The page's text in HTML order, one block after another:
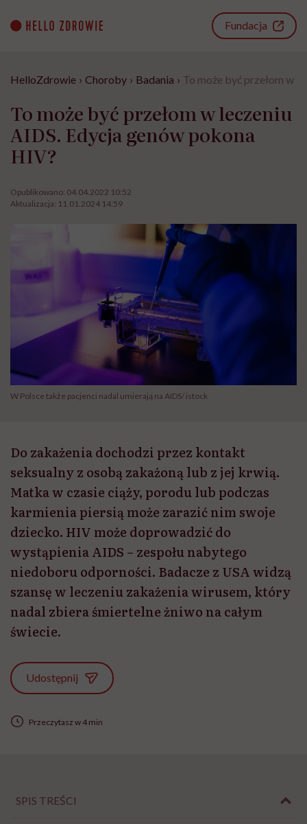
content
Fundacja
HelloZdrowie › Choroby › Badania › To może być przełom w
To może być przełom w leczeniu
AIDS. Edycja genów pokona
HIV?
Opublikowano: 04.04.2022 10:52
Aktualizacja: 11.01.2024 14:59
W Polsce także pacjenci nadal umierają na AIDS/ istock
Do zakażenia dochodzi przez kontakt
seksualny z osobą zakażoną lub z jej krwią.
Matka w czasie ciąży, porodu lub podczas
karmienia piersią może zarazić nim swoje
dziecko. HIV może doprowadzić do
wystąpienia AIDS – zespołu nabytego
niedoboru odporności. Badacze z USA widzą
szansę w leczeniu zakażenia wirusem, który
nadal zbiera śmiertelne żniwo na całym
świecie.
Udostępnij
Przeczytasz w 4 min
SPIS TREŚCI